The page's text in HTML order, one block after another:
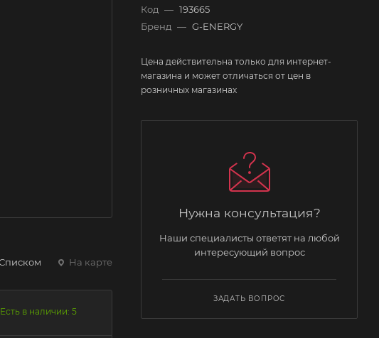
На карте
Есть в наличии: 5
Код — 193665
Бренд — G-ENERGY
Цена действительна только для интернет-
магазина и может отличаться от цен в
розничных магазинах
Нужна консультация?
Наши специалисты ответят на любой
интересующий вопрос
ЗАДАТЬ ВОПРОС